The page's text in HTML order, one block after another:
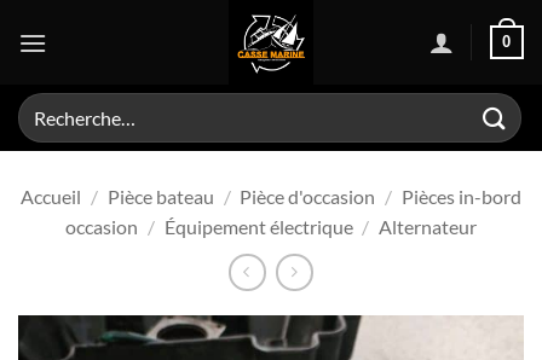
0
Recherche
pour :
Accueil / Pièce bateau / Pièce d'occasion / Pièces in-bord
occasion / Équipement électrique / Alternateur